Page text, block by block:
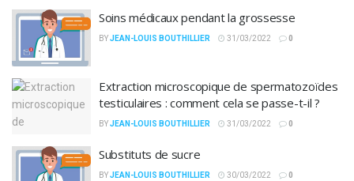
Soins médicaux pendant la grossesse
BYJEAN-LOUIS BOUTHILLIER 31/03/2022 0
Extraction microscopique de spermatozoïdes
testiculaires : comment cela se passe-t-il ?
BYJEAN-LOUIS BOUTHILLIER 31/03/2022 0
Substituts de sucre
BYJEAN-LOUIS BOUTHILLIER 30/03/2022 0